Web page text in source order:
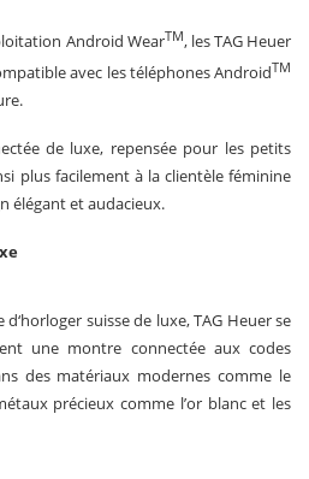
Android WearTM, les TAG Heuer
avec les téléphones AndroidTM
de luxe, repensée pour les petits
plus facilement à la clientèle féminine
élégant et audacieux.
suisse de luxe, TAG Heuer se
une montre connectée aux codes
des matériaux modernes comme le
précieux comme l’or blanc et les